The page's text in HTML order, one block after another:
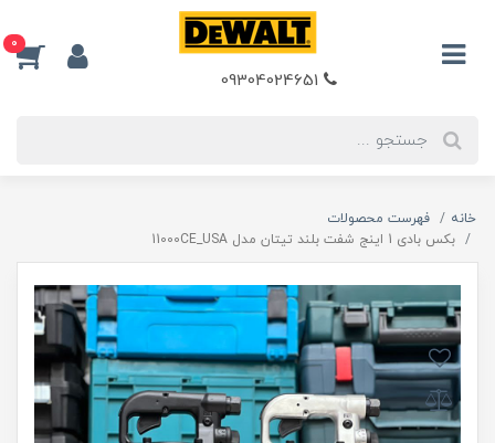
0
خانه
فهرست محصولات
بکس بادی 1 اینج شفت بلند تیتان مدل 11000CE_USA